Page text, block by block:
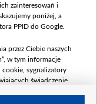
(wpłata
8
zainteresowań i
poniżej, a
PPID do Google.
przez Ciebie naszych
w tym informacje
sygnalizatory
świadczenie